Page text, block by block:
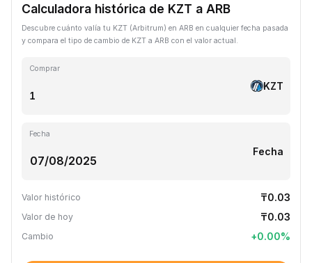
Calculadora histórica de KZT a ARB
Descubre cuánto valía tu KZT (Arbitrum) en ARB en cualquier fecha pasada
y compara el tipo de cambio de KZT a ARB con el valor actual.
Comprar
KZT
Fecha
Fecha
Valor histórico ₸0.03
Valor de hoy ₸0.03
Cambio +0.00%